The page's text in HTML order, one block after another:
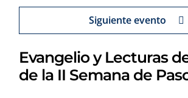
Siguiente evento
Evangelio y Lecturas
de la II Semana de